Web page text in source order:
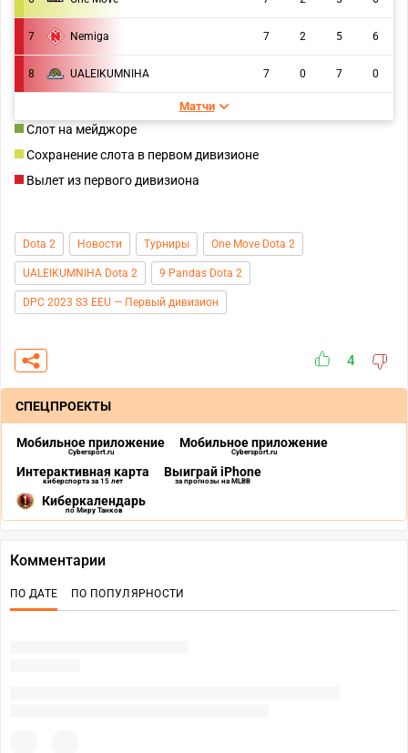
7 Nemiga 7 2 5 6
8 UALEIKUMNIHA 7 0 7 0
Матчи
Слот на мейджоре
Сохранение слота в первом дивизионе
Вылет из первого дивизиона
Dota 2 Новости Турниры One Move Dota 2
UALEIKUMNIHA Dota 2 9 Pandas Dota 2
DPC 2023 S3 EEU — Первый дивизион
4
СПЕЦПРОЕКТЫ
Мобильное приложение
Cybersport.ru
Мобильное приложение
Cybersport.ru
Интерактивная карта
киберспорта за 15 лет
Выиграй iPhone
за прогнозы на MLBB
Киберкалендарь
по Миру Танков
Комментарии
ПО ДАТЕ ПО ПОПУЛЯРНОСТИ